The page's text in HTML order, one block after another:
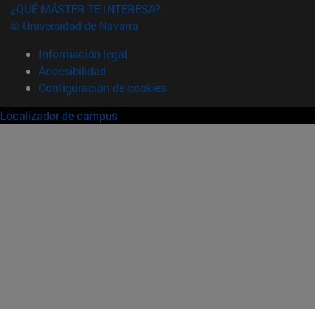
¿QUÉ MÁSTER TE INTERESA?
© Universidad de Navarra
Información legal
Accesibilidad
Configuración de cookies
Localizador de campus